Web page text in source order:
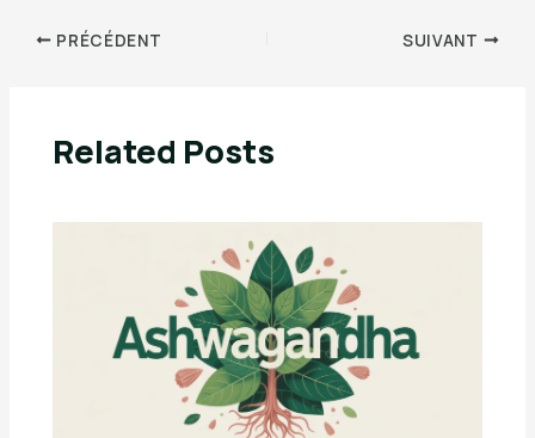
PRÉCÉDENT SUIVANT
Related Posts